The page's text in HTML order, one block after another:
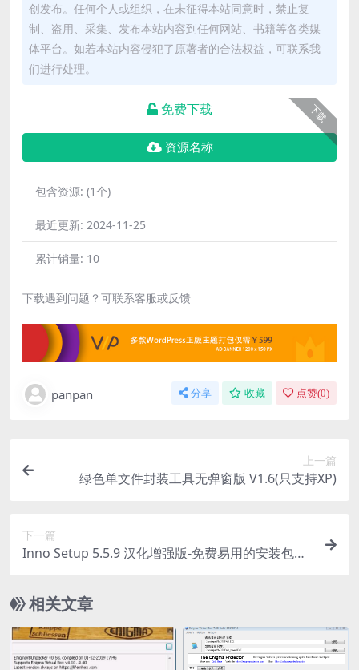
创发布。任何个人或组织，在未征得本站同意时，禁止复
制、盗用、采集、发布本站内容到任何网站、书籍等各类媒
体平台。如若本站内容侵犯了原著者的合法权益，可联系我
们进行处理。
下载
免费下载
资源名称
包含资源: (1个)
最近更新: 2024-11-25
累计销量: 10
下载遇到问题？可联系客服或反馈
panpan 分享 收藏 点赞(0)
上一篇
绿色单文件封装工具无弹窗版 V1.6(只支持XP)
下一篇
Inno Setup 5.5.9 汉化增强版-免费易用的安装包制
相关文章